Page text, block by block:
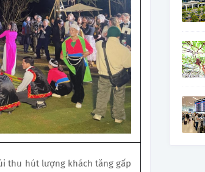
thu hút lượng khách tăng gấp